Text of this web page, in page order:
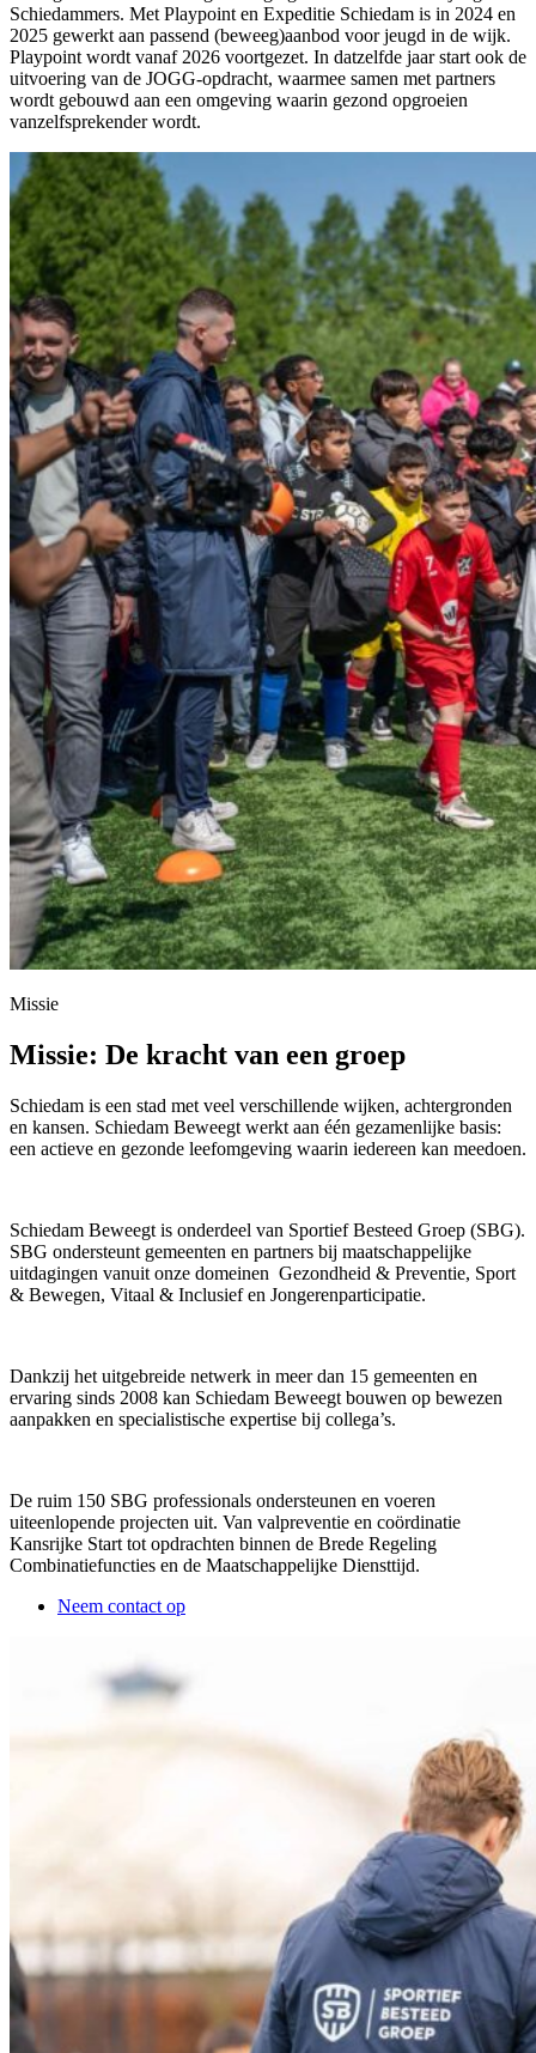
Schiedammers. Met Playpoint en Expeditie Schiedam is in 2024 en
2025 gewerkt aan passend (beweeg)aanbod voor jeugd in de wijk.
Playpoint wordt vanaf 2026 voortgezet. In datzelfde jaar start ook de
uitvoering van de JOGG-opdracht, waarmee samen met partners
wordt gebouwd aan een omgeving waarin gezond opgroeien
vanzelfsprekender wordt.
Missie
Missie: De kracht van een groep
Schiedam is een stad met veel verschillende wijken, achtergronden
en kansen. Schiedam Beweegt werkt aan één gezamenlijke basis:
een actieve en gezonde leefomgeving waarin iedereen kan meedoen.
Schiedam Beweegt is onderdeel van Sportief Besteed Groep (SBG).
SBG ondersteunt gemeenten en partners bij maatschappelijke
uitdagingen vanuit onze domeinen Gezondheid & Preventie, Sport
& Bewegen, Vitaal & Inclusief en Jongerenparticipatie.
Dankzij het uitgebreide netwerk in meer dan 15 gemeenten en
ervaring sinds 2008 kan Schiedam Beweegt bouwen op bewezen
aanpakken en specialistische expertise bij collega’s.
De ruim 150 SBG professionals ondersteunen en voeren
uiteenlopende projecten uit. Van valpreventie en coördinatie
Kansrijke Start tot opdrachten binnen de Brede Regeling
Combinatiefuncties en de Maatschappelijke Diensttijd.
Neem contact op